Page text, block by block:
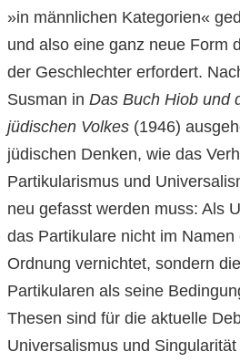
»in männlichen Kategorien«
und also eine ganz neue Form
der Geschlechter erfordert.
Susman in Das Buch Hiob und
jüdischen Volkes (1946)
jüdischen Denken, wie das
Partikularismus und
neu gefasst werden muss: Als
das Partikulare nicht im Namen
Ordnung vernichtet, sondern
Partikularen als seine
Thesen sind für die aktuelle
Universalismus und